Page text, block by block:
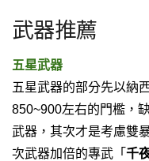
武器推薦
五星武器
五星武器的部分先以納
850~900左右的門檻，
武器，其次才是考慮雙
次武器加倍的專武「 千